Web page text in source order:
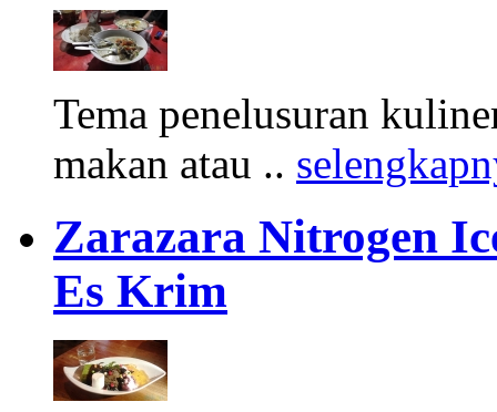
Tema penelusuran
makan atau ..
Zarazara Nitrogen
Es Krim